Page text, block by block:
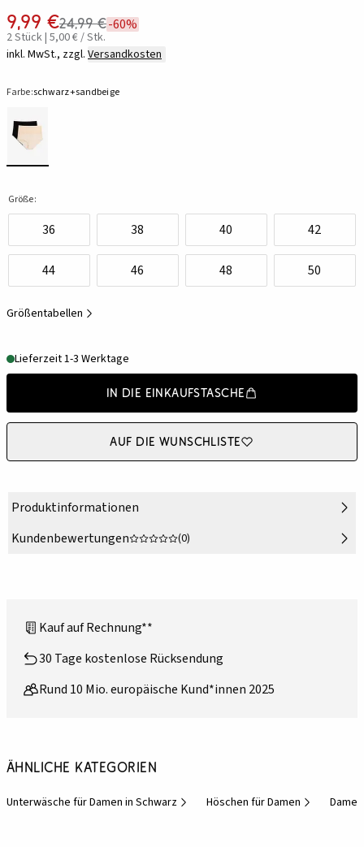
9,99 €24,99 €-60%
2 Stück | 5,00 € / Stk.
inkl. MwSt., zzgl. Versandkosten
Farbe:schwarz+sandbeige
Größe:
36 38 40 42
44 46 48 50
Größentabellen
Lieferzeit 1-3 Werktage
In die Einkaufstasche
Auf die Wunschliste
Produktinformationen
Kundenbewertungen
(0)
Kauf auf Rechnung**
30 Tage kostenlose Rücksendung
Rund 10 Mio. europäische Kund*innen 2025
Ähnliche Kategorien
Unterwäsche für Damen in Schwarz Höschen für Damen